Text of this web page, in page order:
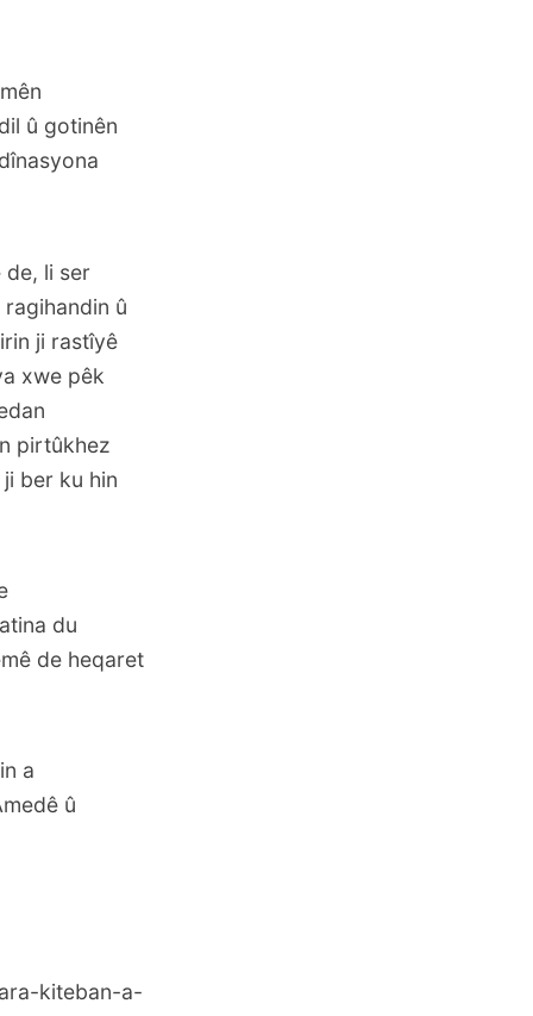
û gotinên
de, li ser
û
ji rastîyê
xwe pêk
pirtûkhez
ber ku hin
du
de heqaret
a
û
kiteban-a-